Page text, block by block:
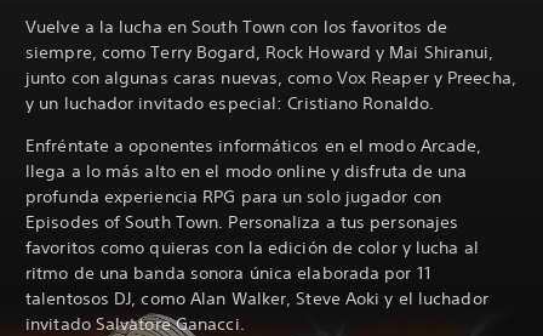
Vuelve a la lucha en South Town con los favoritos de
siempre, como Terry Bogard, Rock Howard y Mai Shiranui,
junto con algunas caras nuevas, como Vox Reaper y Preecha,
y un luchador invitado especial: Cristiano Ronaldo.
Enfréntate a oponentes informáticos en el modo Arcade,
llega a lo más alto en el modo online y disfruta de una
profunda experiencia RPG para un solo jugador con
Episodes of South Town. Personaliza a tus personajes
favoritos como quieras con la edición de color y lucha al
ritmo de una banda sonora única elaborada por 11
talentosos DJ, como Alan Walker, Steve Aoki y el luchador
invitado Salvatore Ganacci.